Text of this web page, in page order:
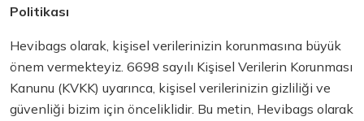
Politikası
Hevibags olarak, kişisel verilerinizin korunmasına büyük
önem vermekteyiz. 6698 sayılı Kişisel Verilerin Korunması
Kanunu (KVKK) uyarınca, kişisel verilerinizin gizliliği ve
güvenliği bizim için önceliklidir. Bu metin, Hevibags olarak